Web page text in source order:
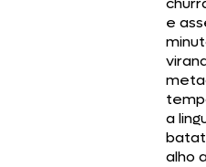
e
a
alho